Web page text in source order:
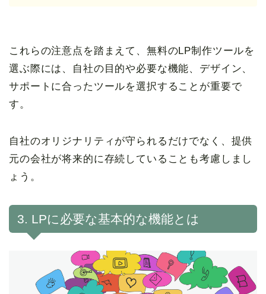
これらの注意点を踏まえて、無料のLP制作ツールを
選ぶ際には、自社の目的や必要な機能、デザイン、
サポートに合ったツールを選択することが重要で
す。
自社のオリジナリティが守られるだけでなく、提供
元の会社が将来的に存続していることも考慮しまし
ょう。
3. LPに必要な基本的な機能とは